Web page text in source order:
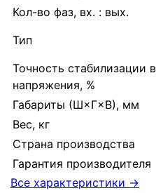
Кол-во фаз, вх. : вых.
Тип
Точность стабилизации
напряжения, %
Габариты (Ш×Г×В), мм
Вес, кг
Страна производства
Гарантия производителя
Все характеристики →